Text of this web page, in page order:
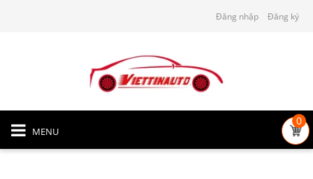
Đăng nhập Đăng ký
MENU
0